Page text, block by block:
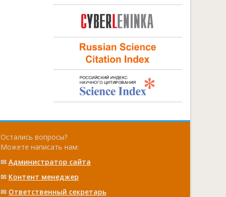
Остались вопросы?
Можете написать нам:
✉ Администратор сайта
✉ Контент менеджер
✉ Ответственный cекретарь